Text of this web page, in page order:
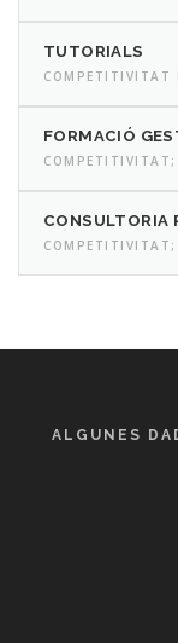
TUTORIALS
COMPETITIVITAT
FORMACIÓ
CONSULTORIA
ALGUNES